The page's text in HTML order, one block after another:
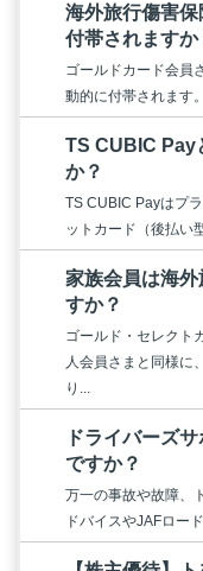
海外旅行傷害
付帯されますか
ゴールドカード会員
動的に付帯されます
TS CUBIC Pay
か？
TS CUBIC Payはプ
ットカード（後払い
家族会員は海
すか？
ゴールド・セレクト
人会員さまと同様に
り...
ドライバーズ
ですか？
万一の事故や故障、
ドバイスやJAFロー